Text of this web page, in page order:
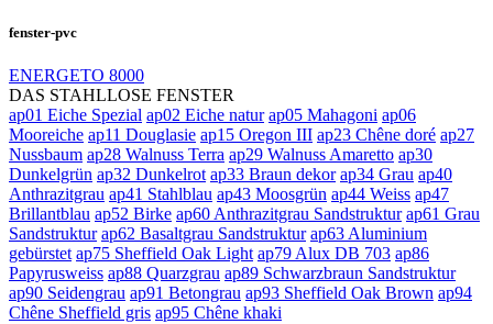
fenster-pvc
ENERGETO 8000
DAS STAHLLOSE FENSTER
ap01 Eiche Spezial ap02 Eiche natur ap05 Mahagoni ap06
Mooreiche ap11 Douglasie ap15 Oregon III ap23 Chêne doré ap27
Nussbaum ap28 Walnuss Terra ap29 Walnuss Amaretto ap30
Dunkelgrün ap32 Dunkelrot ap33 Braun dekor ap34 Grau ap40
Anthrazitgrau ap41 Stahlblau ap43 Moosgrün ap44 Weiss ap47
Brillantblau ap52 Birke ap60 Anthrazitgrau Sandstruktur ap61 Grau
Sandstruktur ap62 Basaltgrau Sandstruktur ap63 Aluminium
gebürstet ap75 Sheffield Oak Light ap79 Alux DB 703 ap86
Papyrusweiss ap88 Quarzgrau ap89 Schwarzbraun Sandstruktur
ap90 Seidengrau ap91 Betongrau ap93 Sheffield Oak Brown ap94
Chêne Sheffield gris ap95 Chêne khaki